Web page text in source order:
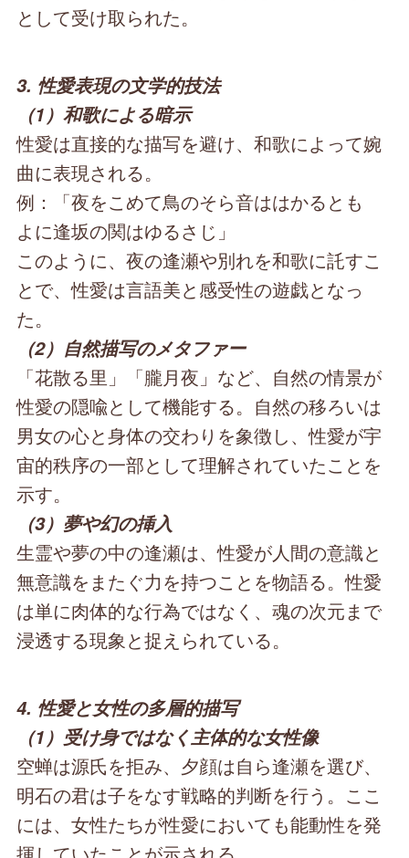
として受け取られた。
3. 性愛表現の文学的技法
（1）和歌による暗示
性愛は直接的な描写を避け、和歌によって婉
曲に表現される。
例：「夜をこめて鳥のそら音ははかるとも
よに逢坂の関はゆるさじ」
このように、夜の逢瀬や別れを和歌に託すこ
とで、性愛は言語美と感受性の遊戯となっ
た。
（2）自然描写のメタファー
「花散る里」「朧月夜」など、自然の情景が
性愛の隠喩として機能する。自然の移ろいは
男女の心と身体の交わりを象徴し、性愛が宇
宙的秩序の一部として理解されていたことを
示す。
（3）夢や幻の挿入
生霊や夢の中の逢瀬は、性愛が人間の意識と
無意識をまたぐ力を持つことを物語る。性愛
は単に肉体的な行為ではなく、魂の次元まで
浸透する現象と捉えられている。
4. 性愛と女性の多層的描写
（1）受け身ではなく主体的な女性像
空蝉は源氏を拒み、夕顔は自ら逢瀬を選び、
明石の君は子をなす戦略的判断を行う。ここ
には、女性たちが性愛においても能動性を発